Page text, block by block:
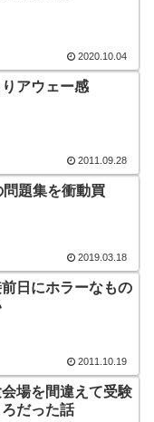
2020.10.04
アウェー感
2011.09.28
題集を衝動買
2019.03.18
日にホラーなもの
2011.10.19
場を間違えて受験
だった話